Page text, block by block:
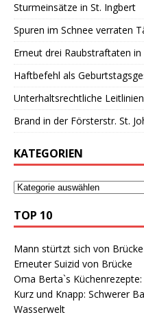
Sturmeinsätze in St. Ingbert
Spuren im Schnee verraten
Erneut drei Raubstraftaten
Haftbefehl als
Unterhaltsrechtliche
Brand in der Försterstr. St.
KATEGORIEN
TOP 10
Mann stürtzt sich von Brücke
Erneuter Suizid von Brücke
Oma Berta`s
Kurz und Knapp: Schwerer
Wasserwelt